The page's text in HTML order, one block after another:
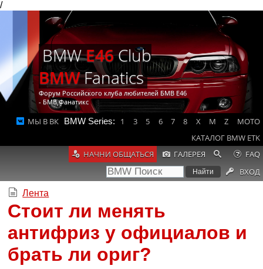
/
BMWE46Club
BMWFanatics
Форум Российского клуба любителей БМВ Е46
- БМВ Фанатикс
МЫ В ВК BMW Series: 1 3 5 6 7 8 X M Z
MOTO
КАТАЛОГ BMW ETK
НАЧНИ ОБЩАТЬСЯ
ГАЛЕРЕЯ
FAQ
ВХОД
Лента
Стоит ли менять
антифриз у официалов и
брать ли ориг?